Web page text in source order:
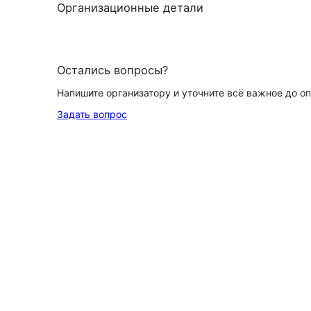
Организационные детали
Остались вопросы?
Напишите организатору и уточните всё важное до
Задать вопрос